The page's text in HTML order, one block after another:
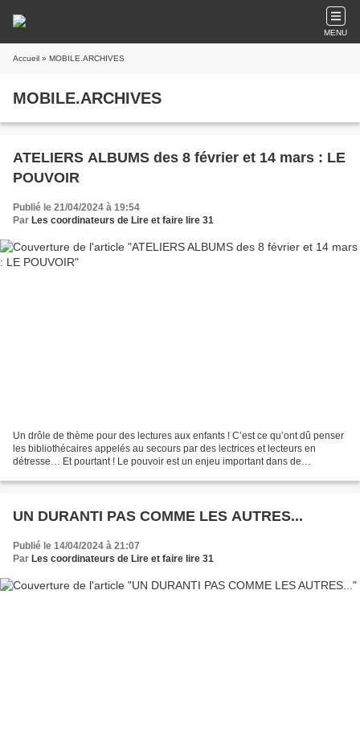
MENU
Accueil » MOBILE.ARCHIVES
MOBILE.ARCHIVES
ATELIERS ALBUMS des 8 février et 14 mars : LE
POUVOIR
Publié le 21/04/2024 à 19:54
Par Les coordinateurs de Lire et faire lire 31
Un drôle de thème pour des lectures aux enfants ! C’est ce qu’ont dû penser
les bibliothécaires appelés au secours par des lectrices et lecteurs en
détresse… Et pourtant ! Le pouvoir est un enjeu important dans de
UN DURANTI PAS COMME LES AUTRES...
Publié le 14/04/2024 à 21:07
Par Les coordinateurs de Lire et faire lire 31